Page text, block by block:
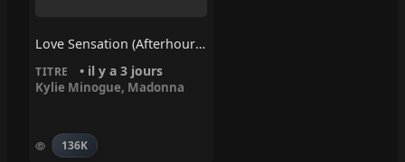
Love Sensation (Afterhours Mix) – Madonna, Kylie Minogue
TITRE • il y a 3 jours
Kylie Minogue, Madonna
136K